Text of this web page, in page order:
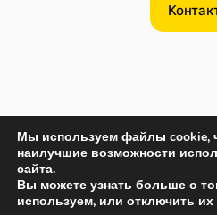
EC
Мы используем файлы cookie,
наилучшие возможности
сайта.
Вы можете узнать больше о
используем, или отключить их